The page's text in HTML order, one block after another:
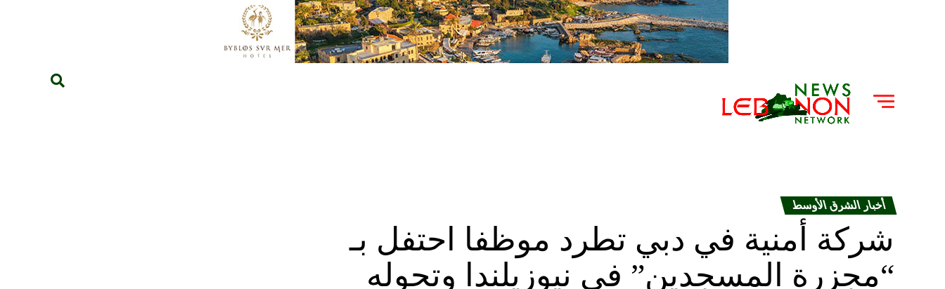
أخبار الشرق الأوسط
شركة أمنية في دبي تطرد موظفا احتفل بـ
“مجزرة المسجدين” في نيوزيلندا وتحوله